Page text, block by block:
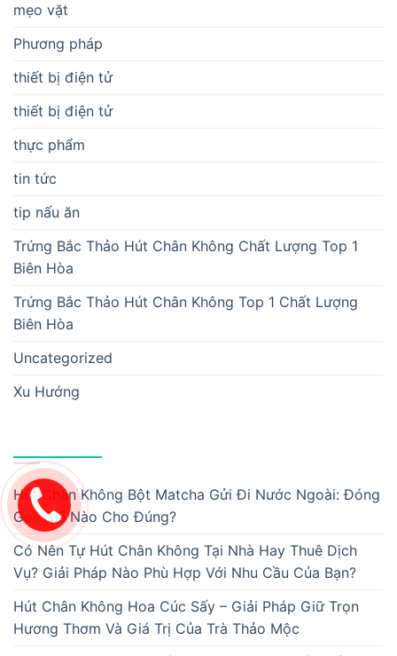
mẹo vặt
Phương pháp
thiết bị điện tử
thiết bị điện tử
thực phẩm
tin tức
tip nấu ăn
Trứng Bắc Thảo Hút Chân Không Chất Lượng Top 1
Biên Hòa
Trứng Bắc Thảo Hút Chân Không Top 1 Chất Lượng
Biên Hòa
Uncategorized
Xu Hướng
Hút Chân Không Bột Matcha Gửi Đi Nước Ngoài: Đóng
Gói Thế Nào Cho Đúng?
Có Nên Tự Hút Chân Không Tại Nhà Hay Thuê Dịch
Vụ? Giải Pháp Nào Phù Hợp Với Nhu Cầu Của Bạn?
Hút Chân Không Hoa Cúc Sấy – Giải Pháp Giữ Trọn
Hương Thơm Và Giá Trị Của Trà Thảo Mộc